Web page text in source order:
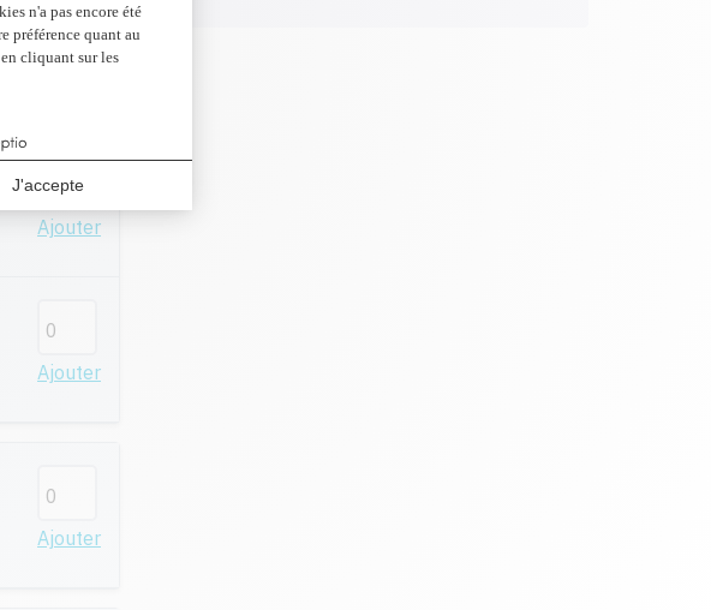
Ajouter
Ajouter
Ajouter
Ajouter